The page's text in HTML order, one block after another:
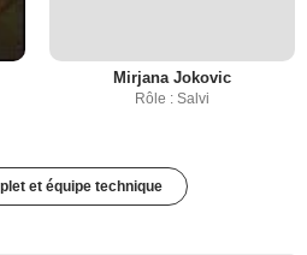
Mirjana Jokovic
Rôle : Salvi
et équipe technique